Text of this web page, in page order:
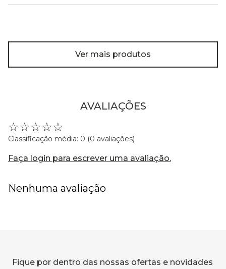
Ver mais produtos
AVALIAÇÕES
☆☆☆☆☆
Classificação média: 0 (0 avaliações)
Faça login para escrever uma avaliação.
Nenhuma avaliação
Fique por dentro das nossas ofertas e novidades